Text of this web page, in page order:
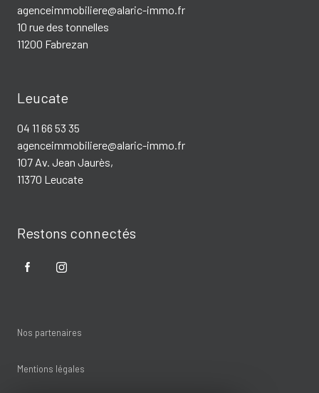
agenceimmobiliere@alaric-immo.fr
10 rue des tonnelles
11200 Fabrezan
Leucate
04 11 66 53 35
agenceimmobiliere@alaric-immo.fr
107 Av. Jean Jaurès,
11370 Leucate
Restons connectés
Nos partenaires
Mentions légales